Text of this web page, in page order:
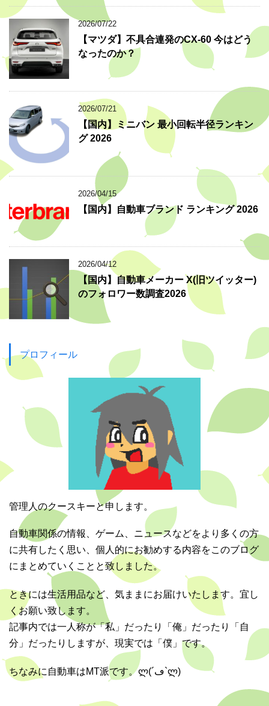
2026/07/22
【マツダ】不具合連発のCX-60 今はどう
なったのか？
2026/07/21
【国内】ミニバン 最小回転半径ランキン
グ 2026
2026/04/15
【国内】自動車ブランド ランキング 2026
2026/04/12
【国内】自動車メーカー X(旧ツイッター)
のフォロワー数調査2026
プロフィール
管理人のクースキーと申します。
自動車関係の情報、ゲーム、ニュースなどをより多くの方
に共有したく思い、個人的にお勧めする内容をこのブログ
にまとめていくことと致しました。
ときには生活用品など、気ままにお届けいたします。宜し
くお願い致します。
記事内では一人称が「私」だったり「俺」だったり「自
分」だったりしますが、現実では「僕」です。
ちなみに自動車はMT派です。ლ(´ڡ`ლ)